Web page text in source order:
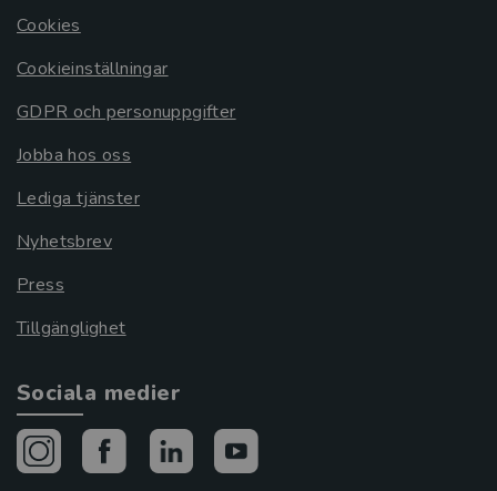
Cookies
Cookieinställningar
GDPR och personuppgifter
Jobba hos oss
Lediga tjänster
Nyhetsbrev
Press
Tillgänglighet
Sociala medier